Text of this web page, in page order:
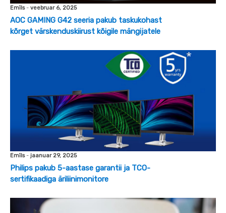
Emīls- veebruar 6, 2025
AOC GAMING G42 seeria pakub taskukohast
kõrget värskenduskiirust kõigile mängijatele
Emīls- jaanuar 29, 2025
Philips pakub 5-aastase garantii ja TCO-
sertifikaadiga äriliinimonitore